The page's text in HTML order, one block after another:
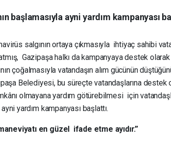
başlamasıyla ayni yardım kampanyası
salgının ortaya çıkmasıyla ihtiyaç sahibi
Gazipaşa halkı da kampanyaya destek
çoğalmasıyla vatandaşın alım gücünün
Belediyesi, bu süreçte vatandaşlarına destek
olmayana yardım götürebilmesi için
yardım kampanyası başlattı.
en güzel ifade etme ayıdır.”